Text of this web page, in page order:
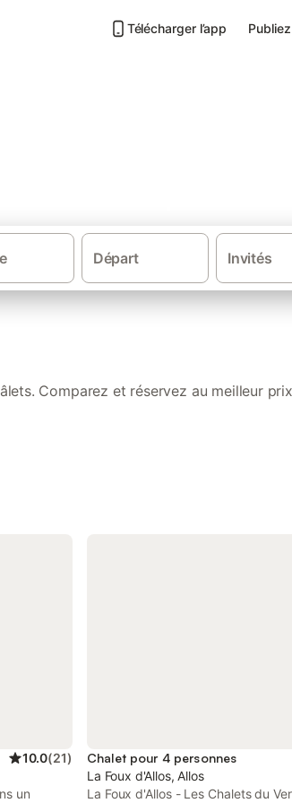
Télécharger l’app
Départ Invités
Comparez et réservez au meilleur
10.0(21)
un
Chalet pour 4 personnes
La Foux d'Allos, Allos
La Foux d'Allos - Les Chalets du